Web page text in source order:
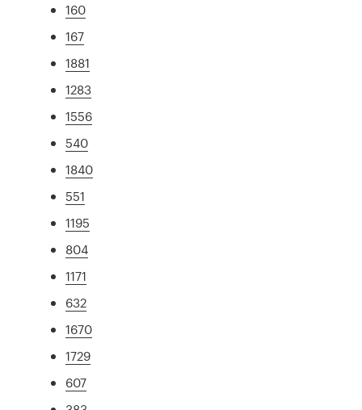
160
167
1881
1283
1556
540
1840
551
1195
804
1171
632
1670
1729
607